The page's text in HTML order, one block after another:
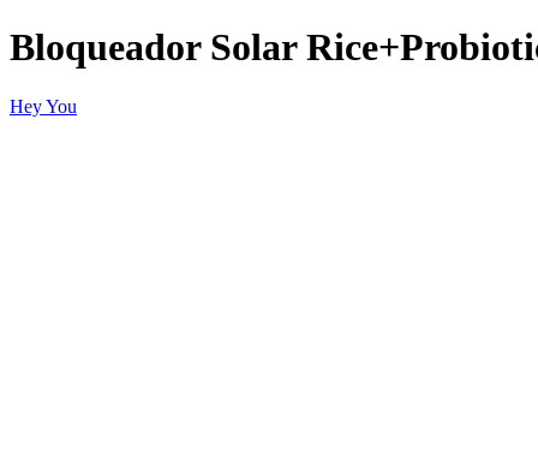
Bloqueador Solar
Hey You